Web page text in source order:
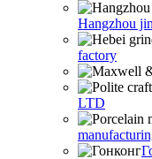
Hangzhou
factory
LTD